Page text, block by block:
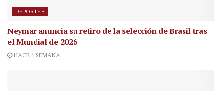
DEPORTES
Neymar anuncia su retiro de la selección de Brasil tras
el Mundial de 2026
HACE 1 SEMANA